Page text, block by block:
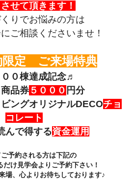
せて頂きます！
りでお悩みの方は
ご相談くださいませ！
限定 ご来場特典
００棟達成記念♬
品券５０００ 円分
ングオリジナルDECOチョ
コレート
で得する資金運用
予約される方は下記の
だけ見学会よりご予約下さい！
場、心よりお待ちしております♪